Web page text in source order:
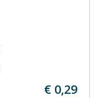
€ 0,29